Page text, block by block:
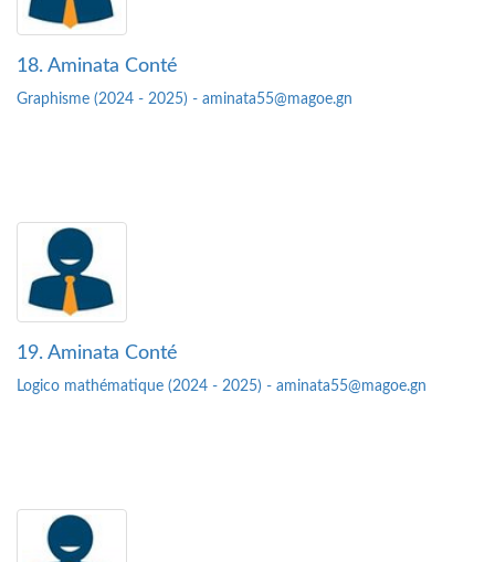
18. Aminata Conté
Graphisme (2024 - 2025) - aminata55@magoe.gn
19. Aminata Conté
Logico mathématique (2024 - 2025) - aminata55@magoe.gn